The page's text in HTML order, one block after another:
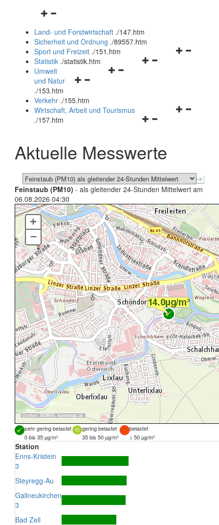
Navigationsmenü
und
schließen
Land- und Forstwirtschaft ./147.htm
Sicherheit und Ordnung ./89557.htm
Navigationsmenü
Sport und Freizeit ./151.htm
Navigationsmenü
Statistik ./statistik.htm
Navigationsmenü
und
schließen
Umwelt
und Natur
./153.htm
Verkehr ./155.htm
Navigationsmenü
schließen
Wirtschaft, Arbeit und Tourismus
./157.htm
Aktuelle Messwerte
Feinstaub (PM10) - als gleitender 24-Stunden Mittelwert am
06.08.2026 04:30
Quellen: DORIS, basemap.at
+
–
sehr gering belastet gering belastet
belastet
0 bis 35 µg/m³
35 bis 50 µg/m³ > 50 µg/m³
Station
Enns-Kristein
3
Steyregg-Au
Gallneukirchen
3
Bad Zell